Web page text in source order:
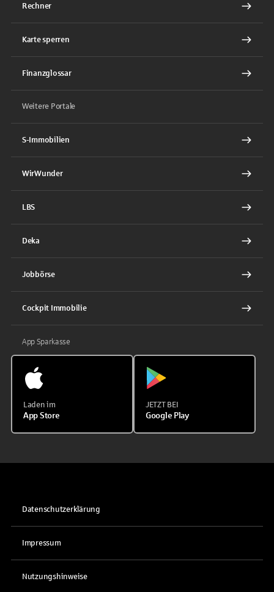
Rechner
Karte sperren
Finanzglossar
Weitere Portale
S-Immobilien
WirWunder
LBS
Deka
Jobbörse
Cockpit Immobilie
App Sparkasse
Laden im
App Store
JETZT BEI
Google Play
Datenschutzerklärung
Impressum
Nutzungshinweise